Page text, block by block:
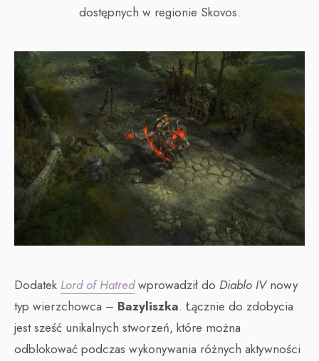
dostępnych w regionie Skovos.
Dodatek Lord of Hatredwprowadził do Diablo IVnowy
typ wierzchowca – Bazyliszka. Łącznie do zdobycia
jest sześć unikalnych stworzeń, które można
odblokować podczas wykonywania różnych aktywności